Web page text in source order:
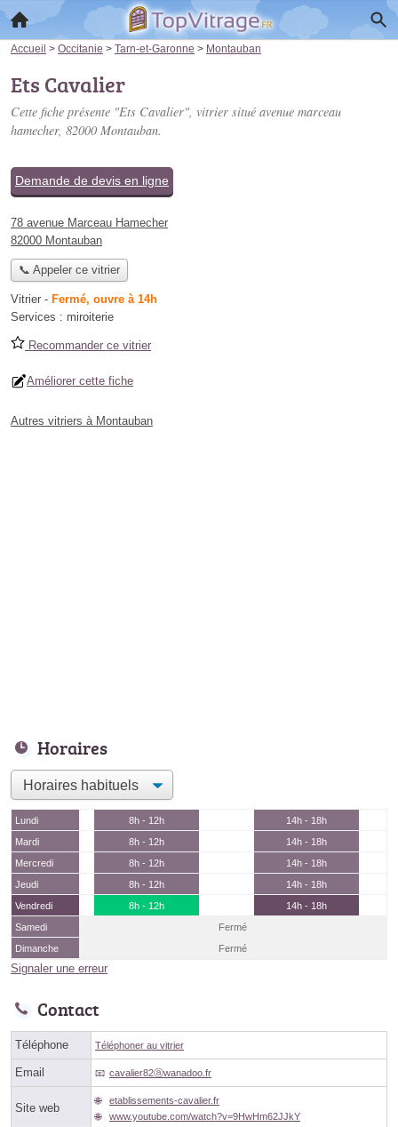
Accueil > Occitanie > Tarn-et-Garonne > Montauban
Ets Cavalier
Cette fiche présente "Ets Cavalier", vitrier situé avenue marceau
hamecher, 82000 Montauban.
Demande de devis en ligne
78 avenue Marceau Hamecher
82000 Montauban
📞 Appeler ce vitrier
Vitrier - Fermé, ouvre à 14h
Services : miroiterie
Recommander ce vitrier
Améliorer cette fiche
Autres vitriers à Montauban
Horaires
Lundi 8h - 12h
14h - 18h
Mardi
8h - 12h
14h - 18h
Mercredi
8h - 12h
14h - 18h
Jeudi
8h - 12h
14h - 18h
Vendredi
8h - 12h
14h - 18h
Samedi
Fermé
Dimanche
Fermé
Signaler une erreur
Contact
Téléphone Téléphoner au vitrier
Email cavalier82ⓐwanadoo.fr
Site web
etablissements-cavalier.fr
www.youtube.com/watch?v=9HwHm62JJkY